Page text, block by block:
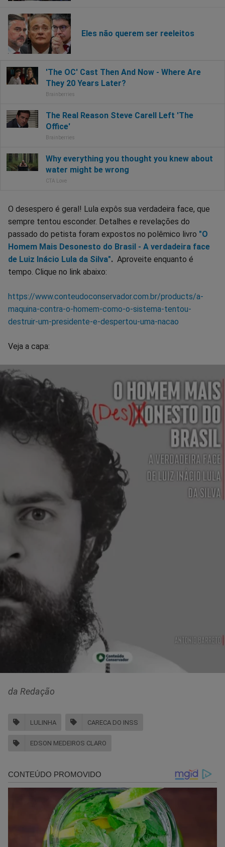
Eles não querem ser reeleitos
O desespero é geral! Lula expôs sua verdadeira face, que
sempre tentou esconder. Detalhes e revelações do
passado do petista foram expostos no polêmico livro "O
Homem Mais Desonesto do Brasil - A verdadeira face
de Luiz Inácio Lula da Silva". Aproveite enquanto é
tempo. Clique no link abaixo:
https://www.conteudoconservador.com.br/products/a-
maquina-contra-o-homem-como-o-sistema-tentou-
destruir-um-presidente-e-despertou-uma-nacao
Veja a capa:
da Redação
LULINHA CARECA DO INSS
EDSON MEDEIROS CLARO